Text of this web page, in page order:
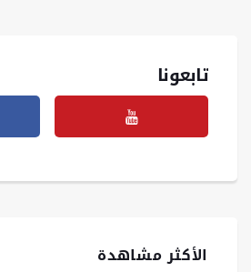
تابعونا
الأكثر مشاهدة